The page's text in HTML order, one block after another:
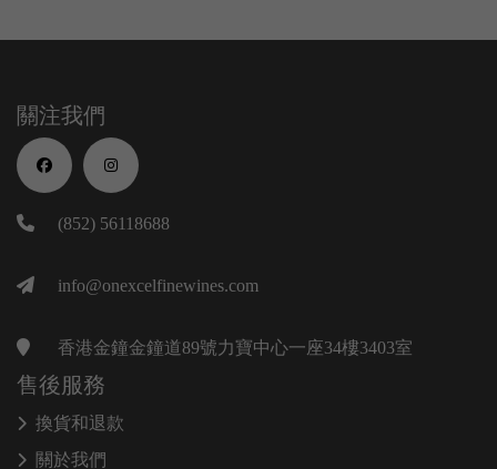
關注我們
(852) 56118688
info@onexcelfinewines.com
香港金鐘金鐘道89號力寶中心一座34樓3403室
售後服務
換貨和退款
關於我們